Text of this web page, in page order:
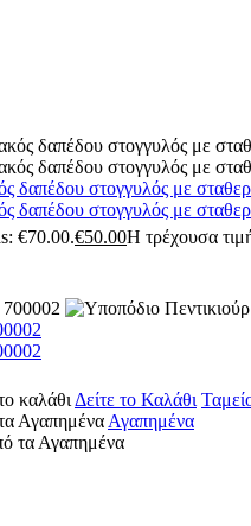
δαπέδου στογγυλός με
δαπέδου στογγυλός με
€70.00.€50.00Η τρέχουσα
καλάθι Δείτε το Καλάθι
Αγαπημένα Αγαπημένα
τα Αγαπημένα